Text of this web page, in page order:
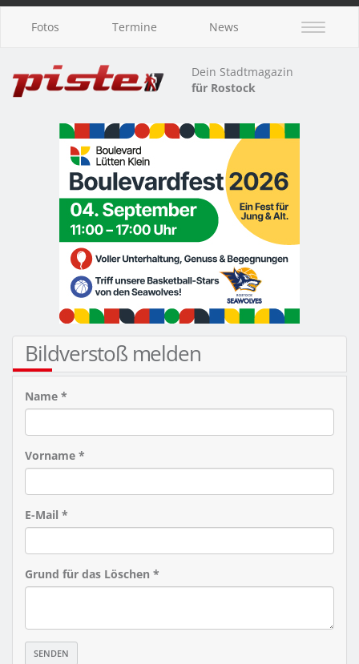
Fotos Termine News
Dein Stadtmagazin
für Rostock
Bildverstoß melden
Name *
Vorname *
E-Mail *
Grund für das Löschen *